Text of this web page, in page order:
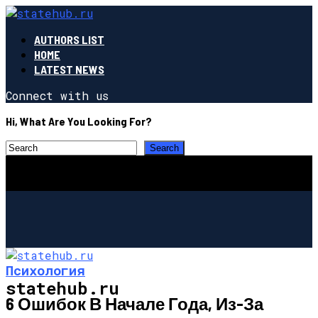
AUTHORS LIST
HOME
LATEST NEWS
Connect with us
Hi, What Are You Looking For?
statehub.ru
Психология
6 Ошибок В Начале Года, Из-За